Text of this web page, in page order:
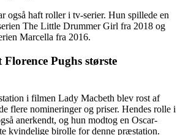
også haft roller i tv-serier. Hun spillede en
The Little Drummer Girl fra 2018 og
Marcella fra 2016.
Pughs største
i filmen Lady Macbeth blev rost af
flere nomineringer og priser. Hendes rolle i
anerkendt, og hun modtog en Oscar-
kvindelige birolle for denne præstation.